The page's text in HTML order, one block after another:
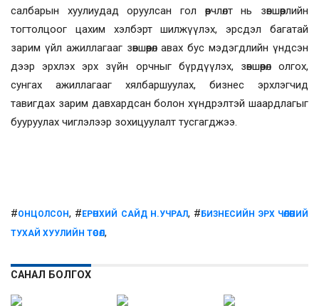
салбарын хуулиудад оруулсан гол өөрчлөлт нь зөвшөөрлийн
тогтолцоог цахим хэлбэрт шилжүүлэх, эрсдэл багатай
зарим үйл ажиллагааг зөвшөөрөл авах бус мэдэгдлийн үндсэн
дээр эрхлэх эрх зүйн орчныг бүрдүүлэх, зөвшөөрөл олгох,
сунгах ажиллагааг хялбаршуулах, бизнес эрхлэгчид
тавигдах зарим давхардсан болон хүндрэлтэй шаардлагыг
бууруулах чиглэлээр зохицуулалт тусгагджээ.
#ОНЦОЛСОН, # ЕРӨНХИЙ САЙД Н.УЧРАЛ, # БИЗНЕСИЙН ЭРХ ЧӨЛӨӨНИЙ
ТУХАЙ ХУУЛИЙН ТӨСӨЛ,
САНАЛ БОЛГОХ